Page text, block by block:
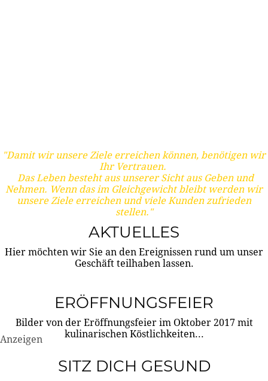
"Damit wir unsere Ziele erreichen können, benötigen wir
Ihr Vertrauen.
Das Leben besteht aus unserer Sicht aus Geben und
Nehmen. Wenn das im Gleichgewicht bleibt werden wir
unsere Ziele erreichen und viele Kunden zufrieden
stellen."
AKTUELLES
Hier möchten wir Sie an den Ereignissen rund um unser
Geschäft teilhaben lassen.
ERÖFFNUNGSFEIER
Bilder von der Eröffnungsfeier im Oktober 2017 mit
kulinarischen Köstlichkeiten...
Anzeigen
SITZ DICH GESUND